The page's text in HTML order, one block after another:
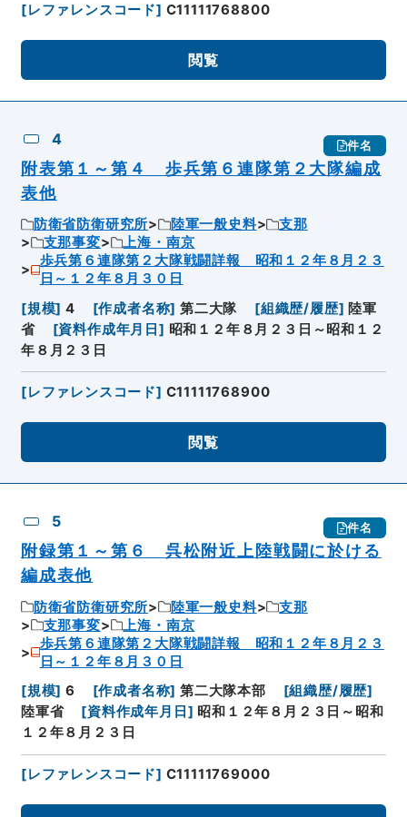
[レファレンスコード] C11111768800
閲覧
4 件名
附表第１～第４ 歩兵第６連隊第２大隊編成
表他
防衛省防衛研究所 陸軍一般史料
支那
支那事変
上海・南京
歩兵第６連隊第２大隊戦闘詳報 昭和１２年８月２３
日～１２年８月３０日
[規模] 4 [作成者名称] 第二大隊 [組織歴/履歴] 陸軍
省
[資料作成年月日 ] 昭和１２年８月２３日～昭和１２
年８月２３日
[レファレンスコード] C11111768900
閲覧
5 件名
附録第１～第６ 呉松附近上陸戦闘に於ける
編成表他
防衛省防衛研究所 陸軍一般史料
支那
支那事変
上海・南京
歩兵第６連隊第２大隊戦闘詳報 昭和１２年８月２３
日～１２年８月３０日
[規模] 6 [作成者名称] 第二大隊本部 [組織歴/履歴]
陸軍省
[資料作成年月日 ] 昭和１２年８月２３日～昭和
１２年８月２３日
[レファレンスコード] C11111769000